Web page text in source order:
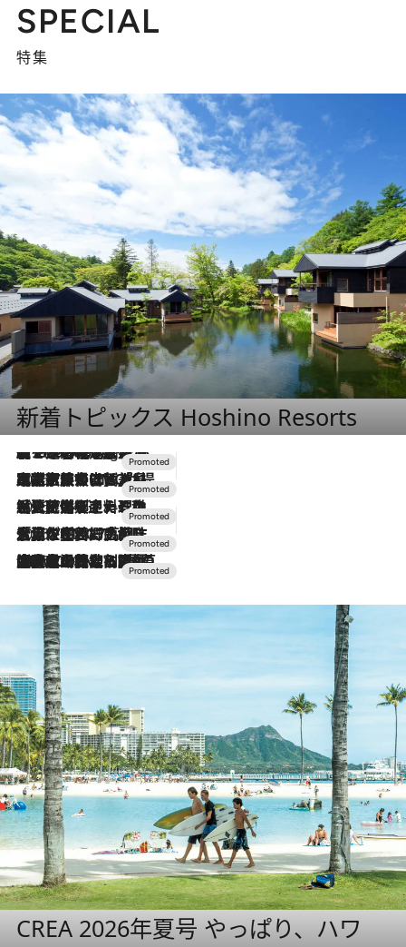
SPECIAL
特集
新着トピックス Hoshino Resorts
10 Hours Ago
【トンボの足水浴】ヒノキの香りに包まれて涼感マックス！約13℃の湧水かけ流しを避暑地「星野温泉 トンボの湯」で体験
2026.7.31
【ホテル帰省】という選択肢をOMOが提案。家族とほどよい距離を保つには「昼は実家、夜は気兼ねなくホテルで！」
2026.7.24
【夏限定ディナーコース】旬を迎える稚鮎や花ズッキーニなどをイタリア・トスカーナの郷土料理の手法で満喫！
2026.7.17
「土佐和ハーブかき氷」がOMO7高知に登場！生姜、山椒、大葉など目にも舌にも涼を呼ぶ郷土の味
2026.7.10
NEW OPEN！【界 草津】名湯の地に誕生。趣の異なる2種の温泉と上州ならではの会席・蕎麦割烹など美食を味わう究極の癒やし旅
CREA 2026年夏号 やっぱり、ハワ